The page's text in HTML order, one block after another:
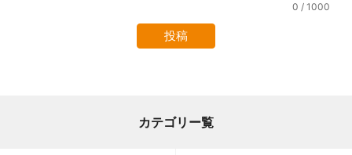
0 / 1000
カテゴリー覧